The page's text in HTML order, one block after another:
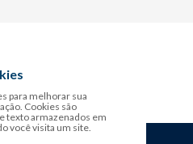
para melhorar sua
Cookies são
texto armazenados em
você visita um site.